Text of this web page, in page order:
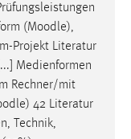
(Moodle),
Projekt Literatur
Medienformen
Rechner/mit
) 42 Literatur
Technik,